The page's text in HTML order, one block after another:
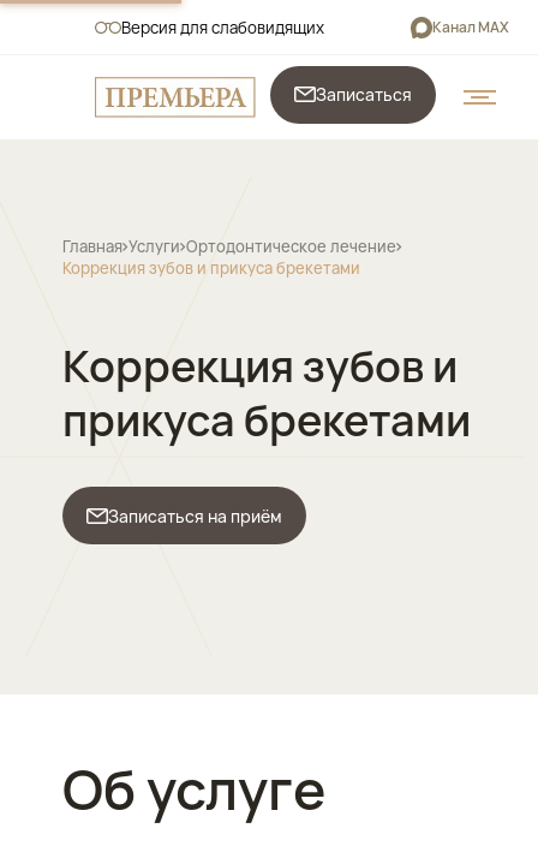
Версия для слабовидящих Канал MAX
Записаться
Главная Услуги Ортодонтическое лечение
Коррекция зубов и прикуса брекетами
Коррекция зубов и
прикуса брекетами
Записаться на приём
Об услуге